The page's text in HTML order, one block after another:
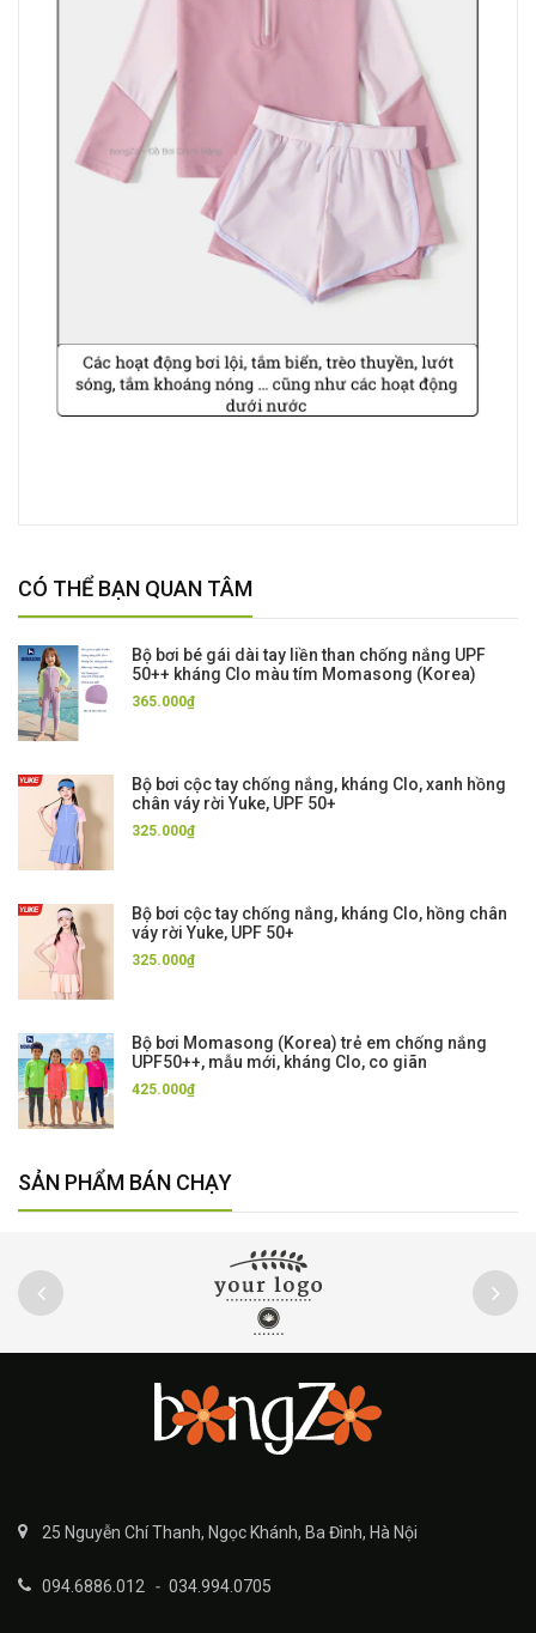
CÓ THỂ BẠN QUAN TÂM
Bộ bơi bé gái dài tay liền than chống nắng UPF
50++ kháng Clo màu tím Momasong (Korea)
365.000₫
Bộ bơi cộc tay chống nắng, kháng Clo, xanh hồng
chân váy rời Yuke, UPF 50+
325.000₫
Bộ bơi cộc tay chống nắng, kháng Clo, hồng chân
váy rời Yuke, UPF 50+
325.000₫
Bộ bơi Momasong (Korea) trẻ em chống nắng
UPF50++, mẫu mới, kháng Clo, co giãn
425.000₫
SẢN PHẨM BÁN CHẠY
25 Nguyễn Chí Thanh, Ngọc Khánh, Ba Đình, Hà Nội
094.6886.012 - 034.994.0705